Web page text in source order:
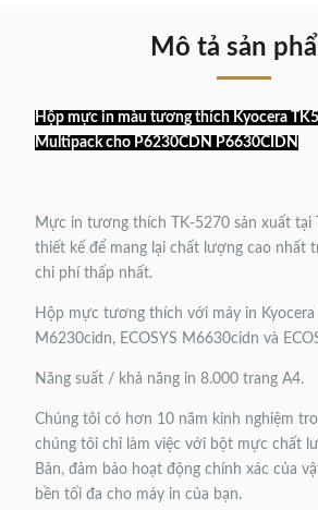
Mô tả sản
Hộp mực in màu tương thích Kyocera
Multipack cho P6230CDN P6630CIDN
Mực in tương thích TK-5270 sản xuất tại
thiết kế để mang lại chất lượng cao nhất
chi phí thấp nhất.
Hộp mực tương thích với máy in Kyocera
M6230cidn, ECOSYS M6630cidn và
Năng suất / khả năng in 8.000 trang A4.
Chúng tôi có hơn 10 năm kinh nghiệm
chúng tôi chỉ làm việc với bột mực chất
Bản, đảm bảo hoạt động chính xác của
bền tối đa cho máy in của bạn.